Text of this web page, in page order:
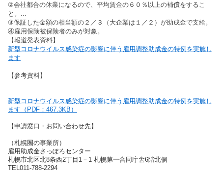
②会社都合の休業になるので、平均賃金の６０％以上の補償をするこ
と。
③保証した金額の相当額の２／３（大企業は１／２）が助成金で支給。
④雇用保険被保険者のみが対象。
【報道発表資料】
新型コロナウイルス感染症の影響に伴う雇用調整助成金の特例を実施し
ます
【参考資料】
新型コロナウイルス感染症の影響に伴う雇用調整助成金の特例を実施し
ます（PDF：467.3KB）
【申請窓口・お問い合わせ先】
（札幌圏の事業所）
雇用助成金さっぽろセンター
札幌市北区北8条西2丁目1－1 札幌第一合同庁舎6階北側
TEL011-788-2294